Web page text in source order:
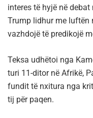
interes të hyjë në
Trump lidhur me luftën
vazhdojë të predikojë
Teksa udhëtoi nga
turi 11-ditor në Afrikë,
fundit të nxitura nga
tij për paqen.